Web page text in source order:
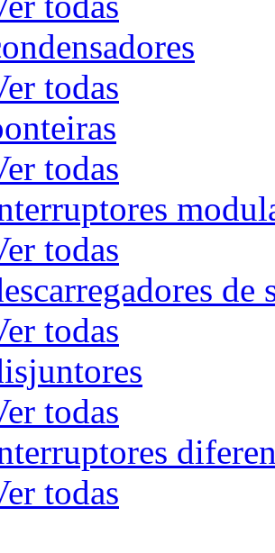
todas
todas
todas
de
todas
todas
todas